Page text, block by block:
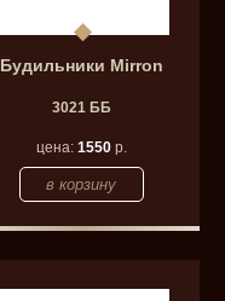
Будильники Mirron
3021 ББ
цена: 1550р.